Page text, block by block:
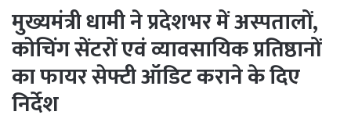
मुख्यमंत्री धामी ने प्रदेशभर में अस्पतालों,
कोचिंग सेंटरों एवं व्यावसायिक प्रतिष्ठानों
का फायर सेफ्टी ऑडिट कराने के दिए
निर्देश